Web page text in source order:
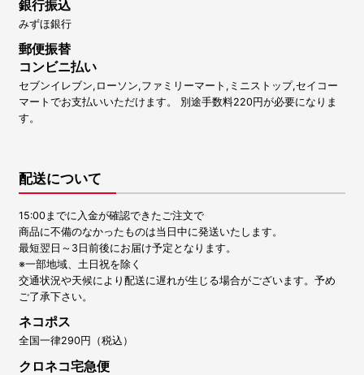
銀行振込
みずほ銀行
郵便振替
コンビニ払い
セブンイレブン,ローソン,ファミリーマート,ミニストップ,セイコー
マートでお支払いいただけます。 別途手数料220円が必要になりま
す。
配送について
15:00までに入金が確認できたご注文で
商品に不備のなかったものは当日中に発送いたします。
最短翌日～3日前後にお届け予定となります。
※一部地域、土日祝を除く
交通状況や天候により配送に遅れが生じる場合がございます。予め
ご了承下さい。
ネコポス
全国一律290円（税込）
クロネコ宅急便